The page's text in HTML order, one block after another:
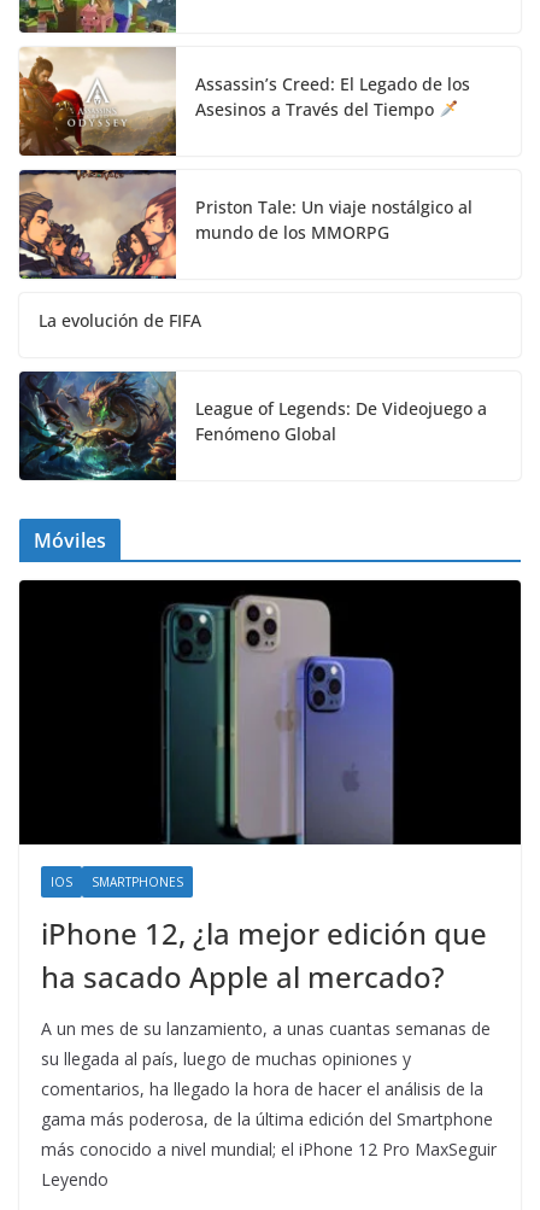
Assassin’s Creed: El Legado de los
Asesinos a Través del Tiempo
Priston Tale: Un viaje nostálgico al
mundo de los MMORPG
La evolución de FIFA
League of Legends: De Videojuego a
Fenómeno Global
Móviles
IOS SMARTPHONES
iPhone 12, ¿la mejor edición que
ha sacado Apple al mercado?
A un mes de su lanzamiento, a unas cuantas semanas de
su llegada al país, luego de muchas opiniones y
comentarios, ha llegado la hora de hacer el análisis de la
gama más poderosa, de la última edición del Smartphone
más conocido a nivel mundial; el iPhone 12 Pro MaxSeguir
Leyendo